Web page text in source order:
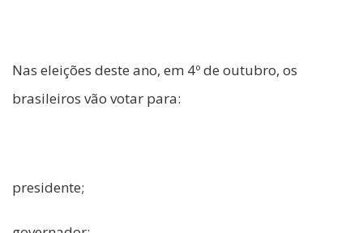
Nas eleições deste ano, em 4º de outubro, os
brasileiros vão votar para:
presidente;